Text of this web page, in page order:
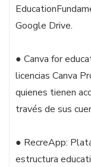
Google Drive.
● Canva for
licencias Canva
quienes tienen
través de sus
● RecreApp:
estructura